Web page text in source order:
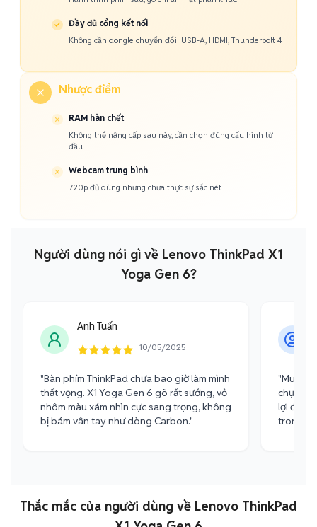
Đầy đủ cổng kết nối
Không cần dongle chuyển đổi: USB-A, HDMI, Thunderbolt 4.
Nhược điểm
RAM hàn chết
Không thể nâng cấp sau này, cần chọn đúng cấu hình từ
đầu.
Webcam trung bình
720p đủ dùng nhưng chưa thực sự sắc nét.
Người dùng nói gì về Lenovo ThinkPad X1
Yoga Gen 6?
Anh Tuấn
10/05/2025
"Bàn phím ThinkPad chưa bao giờ làm mình
thất vọng. X1 Yoga Gen 6 gõ rất sướng, vỏ
nhôm màu xám nhìn cực sang trọng, không
bị bám vân tay như dòng Carbon."
"Mua
chục
lợi để
trong
Thắc mắc của người dùng về Lenovo ThinkPad